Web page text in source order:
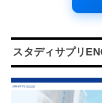
スタディサプリ